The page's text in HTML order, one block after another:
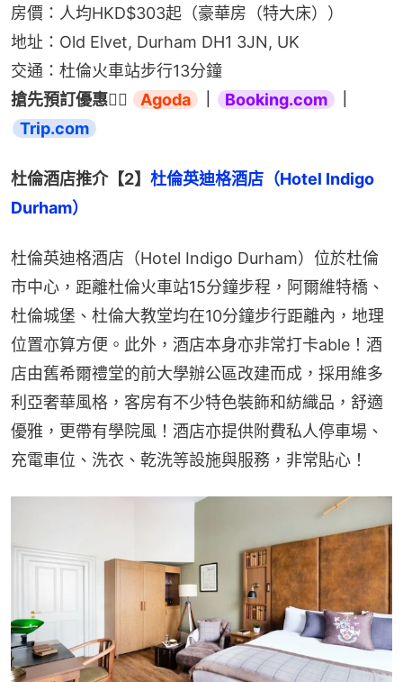
房價：人均HKD$303起（豪華房（特大床））
地址：Old Elvet, Durham DH1 3JN, UK
交通：杜倫火車站步行13分鐘
搶先預訂優惠👉🏻
Agoda Booking.com
Trip.com
杜倫酒店推介【2】 杜倫英迪格酒店（Hotel Indigo
Durham）
杜倫英迪格酒店（Hotel Indigo Durham）位於杜倫
市中心，距離杜倫火車站15分鐘步程，阿爾維特橋、
杜倫城堡、杜倫大教堂均在10分鐘步行距離內，地理
位置亦算方便。此外，酒店本身亦非常打卡able！酒
店由舊希爾禮堂的前大學辦公區改建而成，採用維多
利亞奢華風格，客房有不少特色裝飾和紡織品，舒適
優雅，更帶有學院風！酒店亦提供附費私人停車場、
充電車位、洗衣、乾洗等設施與服務，非常貼心！